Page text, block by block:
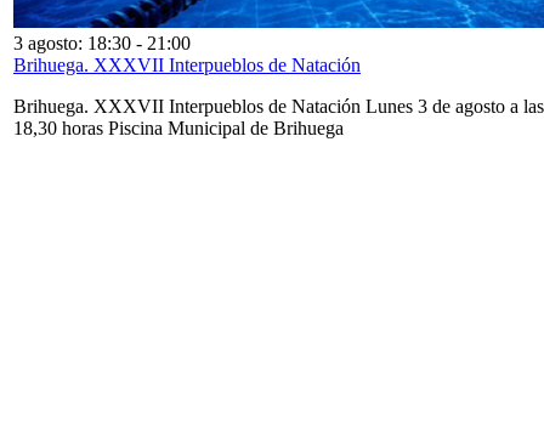
3 agosto: 18:30 - 21:00
Brihuega. XXXVII Interpueblos de Natación
Brihuega. XXXVII Interpueblos de Natación Lunes 3 de agosto a las
18,30 horas Piscina Municipal de Brihuega